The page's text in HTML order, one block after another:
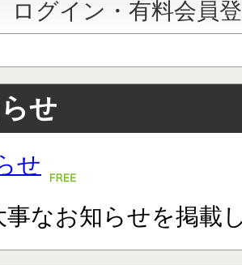
せ
せ
事なお知らせを掲載